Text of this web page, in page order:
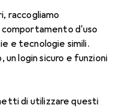
raccogliamo
d'uso
e tecnologie simili.
login sicuro e funzioni
di utilizzare questi
cura